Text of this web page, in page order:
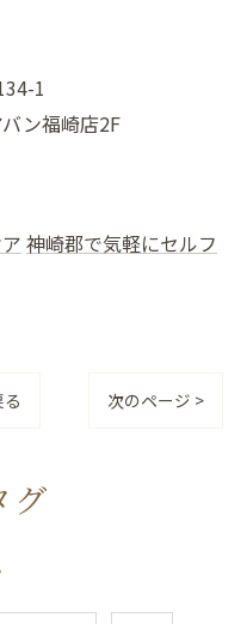
1
ン福崎店2F
神崎郡で気軽にセルフ
次のページ >
グ